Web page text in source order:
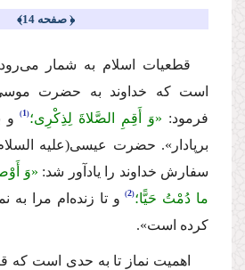
﴿ صفحه 14﴾
قطعیات اسلام به شمار
است كه خداوند به حضرت
فرمود: «وَ أَقِمِ الصَّلاةَ لِذِكْرِی؛ 1
و
برپادار». حضرت عیسى(علیه
سفارش خداوند را یادآور شد: «وَ
ما دُمْتُ حَیًّا؛ 2
و تا زنده‌ام مرا
كرده است».
اهمیت نماز تا به حدى است كه